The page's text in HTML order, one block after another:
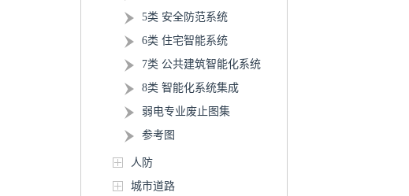
5类 安全防范系统
6类 住宅智能系统
7类 公共建筑智能化系统
8类 智能化系统集成
弱电专业废止图集
参考图
人防
城市道路